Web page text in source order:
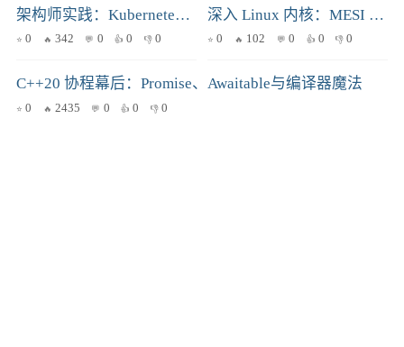
架构师实践：Kubernetes“零侵入”APM注入与多厂商兼容的可观测平台
0 342 0 0 0
深入 Linux 内核：MESI 协议与 eBPF Map 跨核访问的硬件开销分析
0 102 0 0 0
C++20 协程幕后：Promise、Awaitable与编译器魔法
0 2435 0 0 0